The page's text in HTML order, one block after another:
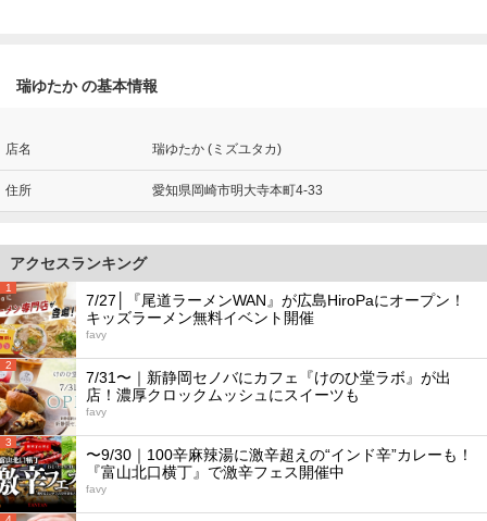
瑞ゆたか の基本情報
店名 瑞ゆたか (ミズユタカ)
住所 愛知県岡崎市明大寺本町4-33
アクセスランキング
1
7/27│『尾道ラーメンWAN』が広島HiroPaにオープン！
キッズラーメン無料イベント開催
favy
2
7/31〜｜新静岡セノバにカフェ『けのひ堂ラボ』が出
店！濃厚クロックムッシュにスイーツも
favy
3
〜9/30｜100辛麻辣湯に激辛超えの“インド辛”カレーも！
『富山北口横丁』で激辛フェス開催中
favy